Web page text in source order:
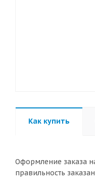
Как купить
Оформление заказа
правильность